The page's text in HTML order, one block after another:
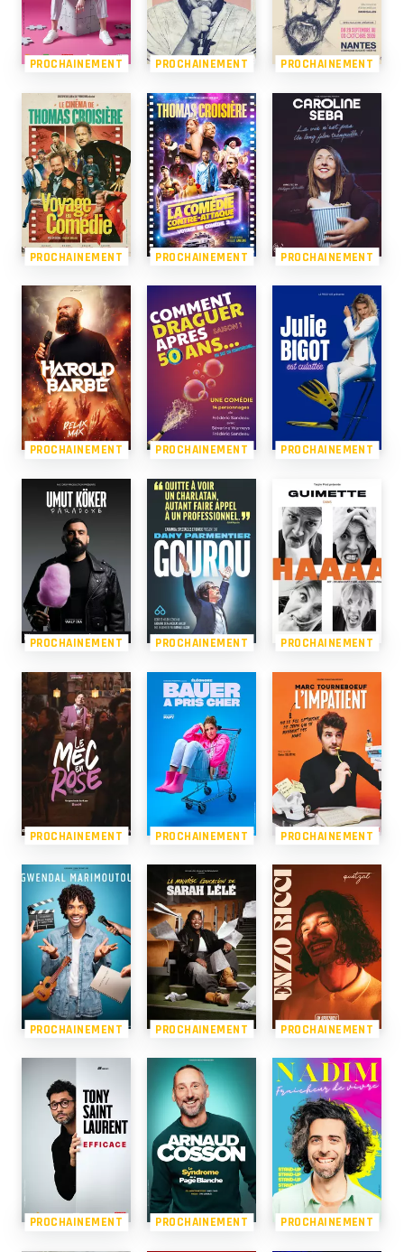
PROCHAINEMENT PROCHAINEMENT PROCHAINEMENT
PROCHAINEMENT PROCHAINEMENT PROCHAINEMENT
PROCHAINEMENT PROCHAINEMENT PROCHAINEMENT
PROCHAINEMENT PROCHAINEMENT PROCHAINEMENT
PROCHAINEMENT PROCHAINEMENT PROCHAINEMENT
PROCHAINEMENT PROCHAINEMENT PROCHAINEMENT
PROCHAINEMENT PROCHAINEMENT PROCHAINEMENT